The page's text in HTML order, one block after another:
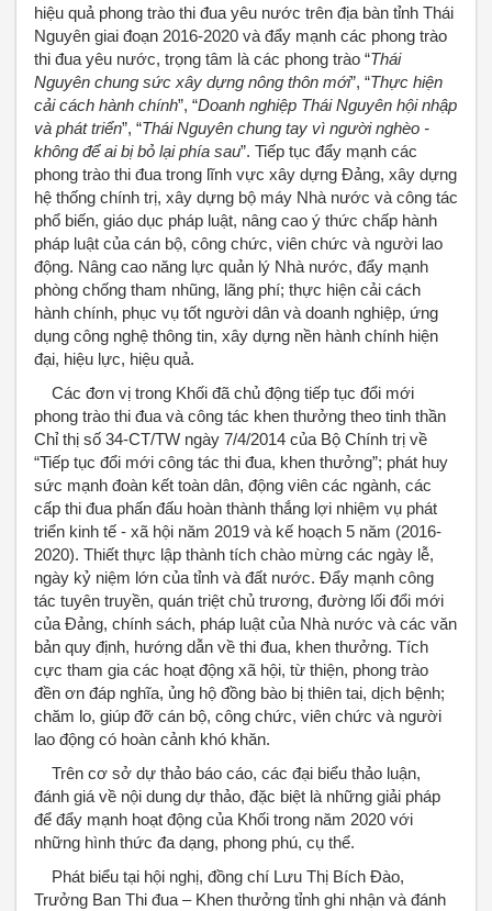
hiệu quả phong trào thi đua yêu nước trên địa bàn tỉnh Thái
Nguyên giai đoạn 2016-2020 và đẩy mạnh các phong trào
thi đua yêu nước, trọng tâm là các phong trào “Thái
Nguyên chung sức xây dựng nông thôn mới”, “Thực hiện
cải cách hành chính”, “Doanh nghiệp Thái Nguyên hội nhập
và phát triển”, “Thái Nguyên chung tay vì người nghèo -
không để ai bị bỏ lại phía sau”. Tiếp tục đẩy mạnh các
phong trào thi đua trong lĩnh vực xây dựng Đảng, xây dựng
hệ thống chính trị, xây dựng bộ máy Nhà nước và công tác
phổ biến, giáo dục pháp luật, nâng cao ý thức chấp hành
pháp luật của cán bộ, công chức, viên chức và người lao
động. Nâng cao năng lực quản lý Nhà nước, đẩy mạnh
phòng chống tham nhũng, lãng phí; thực hiện cải cách
hành chính, phục vụ tốt người dân và doanh nghiệp, ứng
dụng công nghệ thông tin, xây dựng nền hành chính hiện
đại, hiệu lực, hiệu quả.
Các đơn vị trong Khối đã chủ động tiếp tục đổi mới
phong trào thi đua và công tác khen thưởng theo tinh thần
Chỉ thị số 34-CT/TW ngày 7/4/2014 của Bộ Chính trị về
“Tiếp tục đổi mới công tác thi đua, khen thưởng”; phát huy
sức mạnh đoàn kết toàn dân, động viên các ngành, các
cấp thi đua phấn đấu hoàn thành thắng lợi nhiệm vụ phát
triển kinh tế - xã hội năm 2019 và kế hoạch 5 năm (2016-
2020). Thiết thực lập thành tích chào mừng các ngày lễ,
ngày kỷ niệm lớn của tỉnh và đất nước. Đẩy mạnh công
tác tuyên truyền, quán triệt chủ trương, đường lối đổi mới
của Đảng, chính sách, pháp luật của Nhà nước và các văn
bản quy định, hướng dẫn về thi đua, khen thưởng. Tích
cực tham gia các hoạt động xã hội, từ thiện, phong trào
đền ơn đáp nghĩa, ủng hộ đồng bào bị thiên tai, dịch bệnh;
chăm lo, giúp đỡ cán bộ, công chức, viên chức và người
lao động có hoàn cảnh khó khăn.
Trên cơ sở dự thảo báo cáo, các đại biểu thảo luận,
đánh giá về nội dung dự thảo, đặc biệt là những giải pháp
để đẩy mạnh hoạt động của Khối trong năm 2020 với
những hình thức đa dạng, phong phú, cụ thể.
Phát biểu tại hội nghị, đồng chí Lưu Thị Bích Đào,
Trưởng Ban Thi đua – Khen thưởng tỉnh ghi nhận và đánh